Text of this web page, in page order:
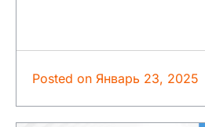
Posted on Январь 23, 2025